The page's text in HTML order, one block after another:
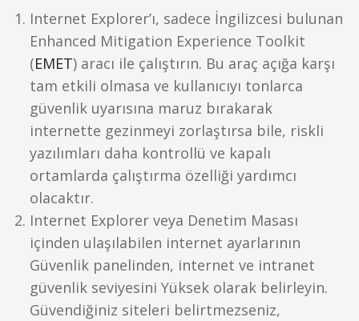
Internet Explorer’ı, sadece İngilizcesi bulunan
Enhanced Mitigation Experience Toolkit
(EMET) aracı ile çalıştırın. Bu araç açığa karşı
tam etkili olmasa ve kullanıcıyı tonlarca
güvenlik uyarısına maruz bırakarak
internette gezinmeyi zorlaştırsa bile, riskli
yazılımları daha kontrollü ve kapalı
ortamlarda çalıştırma özelliği yardımcı
olacaktır.
Internet Explorer veya Denetim Masası
içinden ulaşılabilen internet ayarlarının
Güvenlik panelinden, internet ve intranet
güvenlik seviyesini Yüksek olarak belirleyin.
Güvendiğiniz siteleri belirtmezseniz,